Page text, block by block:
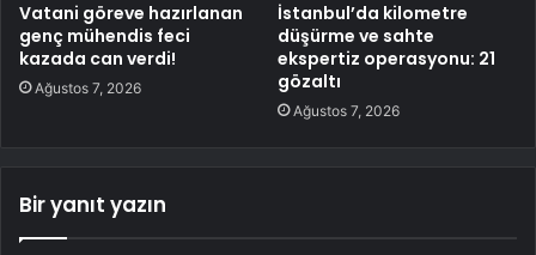
Vatani göreve hazırlanan
genç mühendis feci
kazada can verdi!
Ağustos 7, 2026
İstanbul’da kilometre
düşürme ve sahte
ekspertiz operasyonu: 21
gözaltı
Ağustos 7, 2026
Bir yanıt yazın